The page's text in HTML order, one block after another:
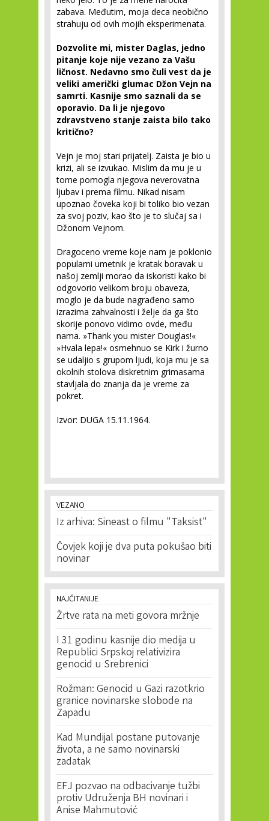
zabava. Međutim, moja deca neobično
strahuju od ovih mojih eksperimenata.
Dozvolite mi, mister Daglas, jedno
pitanje koje nije vezano za Vašu
ličnost. Nedavno smo čuli vest da je
veliki američki glumac Džon Vejn na
samrti. Kasnije smo saznali da se
oporavio. Da li je njegovo
zdravstveno stanje zaista bilo tako
kritično?
Vejn je moj stari prijatelj. Zaista je bio u
krizi, ali se izvukao. Mislim da mu je u
tome pomogla njegova neverovatna
ljubav i prema filmu. Nikad nisam
upoznao čoveka koji bi toliko bio vezan
za svoj poziv, kao što je to slučaj sa i
Džonom Vejnom.
Dragoceno vreme koje nam je poklonio
popularni umetnik je kratak boravak u
našoj zemlji morao da iskoristi kako bi
odgovorio velikom broju obaveza,
moglo je da bude nagrađeno samo
izrazima zahvalnosti i želje da ga što
skorije ponovo vidimo ovde, među
nama. »Thank you mister Douglas!«
»Hvala lepa!« osmehnuo se Kirk i žurno
se udaljio s grupom ljudi, koja mu je sa
okolnih stolova diskretnim grimasama
stavljala do znanja da je vreme za
pokret.
Izvor: DUGA 15.11.1964.
VEZANO
Iz arhiva: Sineast o filmu "Taksist"
Čovjek koji je dva puta pokušao biti
novinar
NAJČITANIJE
Žrtve rata na meti govora mržnje
I 31 godinu kasnije dio medija u
Republici Srpskoj relativizira
genocid u Srebrenici
Rožman: Genocid u Gazi razotkrio
granice novinarske slobode na
Zapadu
Kad Mundijal postane putovanje
života, a ne samo novinarski
zadatak
EFJ pozvao na odbacivanje tužbi
protiv Udruženja BH novinari i
Anise Mahmutović